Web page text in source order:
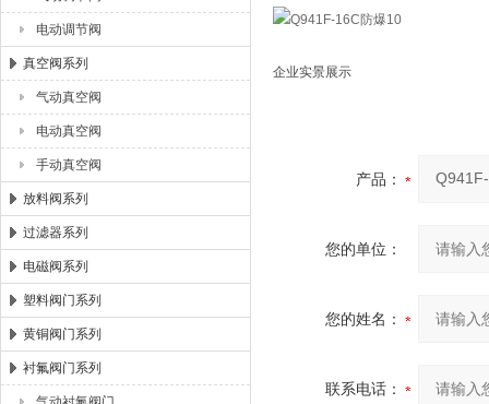
电动调节阀
真空阀系列
气动真空阀
电动真空阀
手动真空阀
放料阀系列
过滤器系列
电磁阀系列
塑料阀门系列
黄铜阀门系列
衬氟阀门系列
企业实景展示
产品：
您的单位：
您的姓名：
联系电话：